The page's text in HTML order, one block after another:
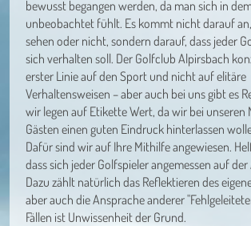
bewusst begangen werden, da man sich in
unbeobachtet fühlt. Es kommt nicht darauf
sehen oder nicht, sondern darauf, dass jeder
sich verhalten soll. Der Golfclub Alpirsbach
erster Linie auf den Sport und nicht auf elitäre
Verhaltensweisen – aber auch bei uns gibt es
wir legen auf Etikette Wert, da wir bei unseren
Gästen einen guten Eindruck hinterlassen
Dafür sind wir auf Ihre Mithilfe angewiesen.
dass sich jeder Golfspieler angemessen auf
Dazu zählt natürlich das Reflektieren des
aber auch die Ansprache anderer
Fällen ist Unwissenheit der Grund.